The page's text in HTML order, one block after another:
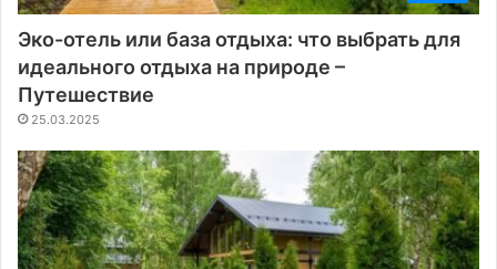
Эко-отель или база отдыха: что выбрать для
идеального отдыха на природе –
Путешествие
25.03.2025